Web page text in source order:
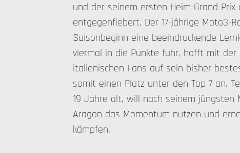
und der seinem ersten Heim-Grand-Prix
entgegenfiebert. Der 17-jährige Moto3-
Saisonbeginn eine beeindruckende
viermal in die Punkte fuhr, hofft mit
italienischen Fans auf sein bisher
somit einen Platz unter den Top 7 an.
19 Jahre alt, will nach seinem jüngsten
Aragon das Momentum nutzen und
kämpfen.